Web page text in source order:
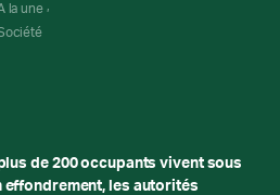
la une
de 200 occupants vivent sous
effondrement, les autorités